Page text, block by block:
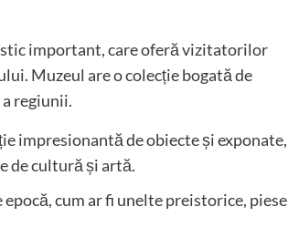
important, care oferă vizitatorilor
Muzeul are o colecție bogată de
regiunii.
impresionantă de obiecte și exponate,
de cultură și artă.
cum ar fi unelte preistorice, piese